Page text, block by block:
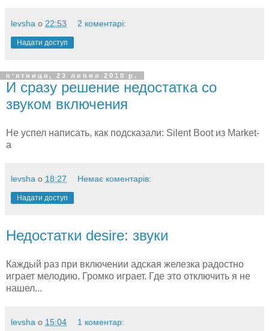
levsha о 22:53 2 коментарі:
Надати доступ
пʼятниця, 23 липня 2010 р.
И сразу решение недостатка со
звуком включения
Не успел написать, как подсказали: Silent Boot из Market-
а
levsha о 18:27 Немає коментарів:
Надати доступ
Недостатки desire: звуки
Каждый раз при включении адская железка радостно
играет мелодию. Громко играет. Где это отключить я не
нашел...
levsha о 15:04 1 коментар: